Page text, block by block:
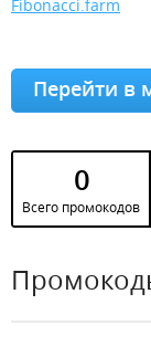
Fibonacci.farm
Перейти в
0
Всего промокодов